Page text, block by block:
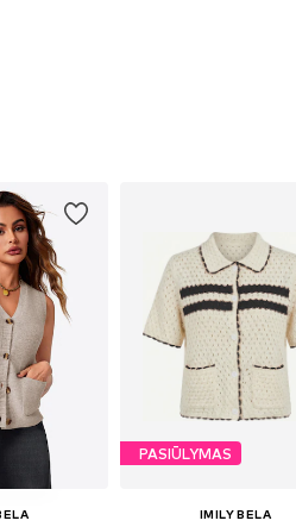
PASIŪLYMAS
IMILY BELA